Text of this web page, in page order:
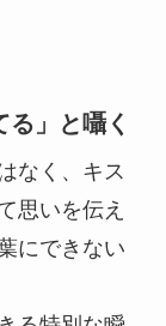
」と囁く
なく、キス
思いを伝え
にできない